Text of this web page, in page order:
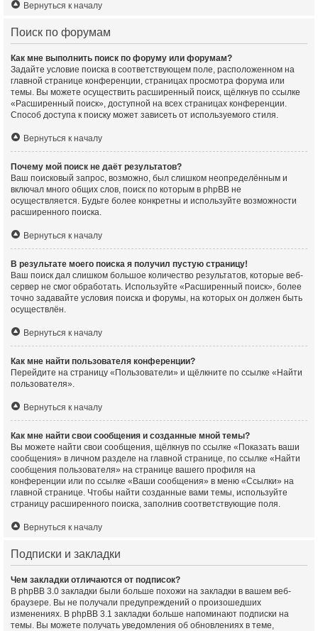
Вернуться к началу
Поиск по форумам
Как мне выполнить поиск по форуму или форумам?
Задайте условие поиска в соответствующем поле, расположенном на
главной странице конференции, страницах просмотра форума или
темы. Вы можете осуществить расширенный поиск, щёлкнув по ссылке
«Расширенный поиск», доступной на всех страницах конференции.
Способ доступа к поиску может зависеть от используемого стиля.
Вернуться к началу
Почему мой поиск не даёт результатов?
Ваш поисковый запрос, возможно, был слишком неопределённым и
включал много общих слов, поиск по которым в phpBB не
осуществляется. Будьте более конкретны и используйте возможности
расширенного поиска.
Вернуться к началу
В результате моего поиска я получил пустую страницу!
Ваш поиск дал слишком большое количество результатов, которые веб-
сервер не смог обработать. Используйте «Расширенный поиск», более
точно задавайте условия поиска и форумы, на которых он должен быть
осуществлён.
Вернуться к началу
Как мне найти пользователя конференции?
Перейдите на страницу «Пользователи» и щёлкните по ссылке «Найти
пользователя».
Вернуться к началу
Как мне найти свои сообщения и созданные мной темы?
Вы можете найти свои сообщения, щёлкнув по ссылке «Показать ваши
сообщения» в личном разделе на главной странице, по ссылке «Найти
сообщения пользователя» на странице вашего профиля на
конференции или по ссылке «Ваши сообщения» в меню «Ссылки» на
главной странице. Чтобы найти созданные вами темы, используйте
страницу расширенного поиска, заполнив соответствующие поля.
Вернуться к началу
Подписки и закладки
Чем закладки отличаются от подписок?
В phpBB 3.0 закладки были больше похожи на закладки в вашем веб-
браузере. Вы не получали предупреждений о произошедших
изменениях. В phpBB 3.1 закладки больше напоминают подписки на
темы. Вы можете получать уведомления об обновлениях в теме,